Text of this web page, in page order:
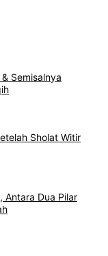
Semisalnya
Sholat Witir
Antara Dua Pilar